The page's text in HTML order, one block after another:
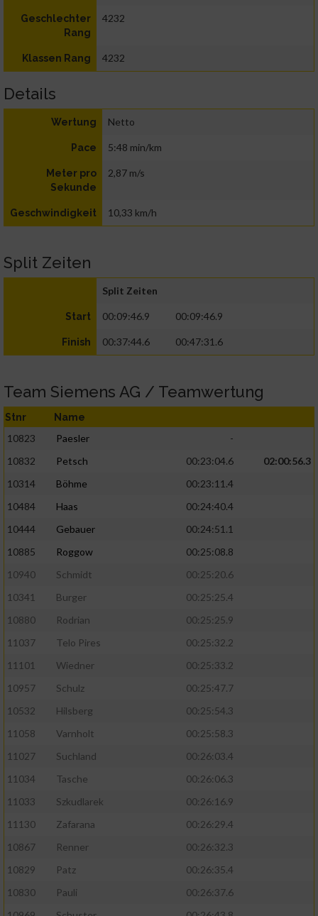
Geschlechter
Rang
4232
Klassen Rang 4232
Details
Wertung Netto
Pace 5:48 min/km
Meter pro
Sekunde
2,87 m/s
Geschwindigkeit 10,33 km/h
Split Zeiten
Split Zeiten
Start 00:09:46.9 00:09:46.9
Finish 00:37:44.6 00:47:31.6
Team Siemens AG / Teamwertung
Stnr Name
10823 Paesler
-
10832
Petsch 00:23:04.6
02:00:56.3
10314
Böhme
00:23:11.4
10484
Haas
00:24:40.4
10444
Gebauer
00:24:51.1
10885
Roggow
00:25:08.8
10940
Schmidt
00:25:20.6
10341
Burger
00:25:25.4
10880
Rodrian
00:25:25.9
11037
Telo Pires
00:25:32.2
11101
Wiedner
00:25:33.2
10957
Schulz
00:25:47.7
10532
Hilsberg
00:25:54.3
11058
Varnholt
00:25:58.3
11027
Suchland
00:26:03.4
11034
Tasche
00:26:06.3
11033
Szkudlarek
00:26:16.9
11130
Zafarana
00:26:29.4
10867
Renner
00:26:32.3
10829
Patz
00:26:35.4
10830
Pauli
00:26:37.6